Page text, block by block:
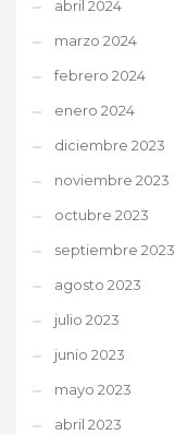
abril 2024
marzo 2024
febrero 2024
enero 2024
diciembre 2023
noviembre 2023
octubre 2023
septiembre 2023
agosto 2023
julio 2023
junio 2023
mayo 2023
abril 2023